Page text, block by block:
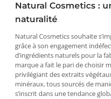
Natural Cosmetics :
naturalité
Natural Cosmetics souhaite
grâce à son engagement
d’ingrédients naturels pour la
marque a fait le pari de choisir
privilégiant des extraits
minéraux, tous sourcés de
s’inscrit dans une tendance